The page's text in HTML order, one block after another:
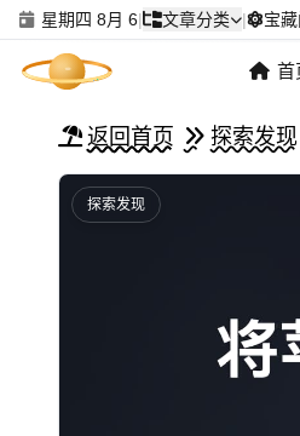
星期四 8月 6| 文章分类 | 宝
首
返回首页 探索发现
探索发现